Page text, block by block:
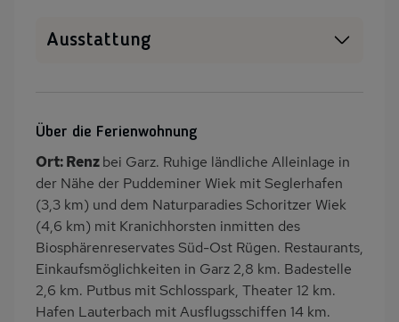
Ausstattung
Heizung
Wäschetrockner
Garten
Terrasse
Strandkorb am Objekt
PKW-Parkplatz
Reetdach
Dusche/WC
Küche
Herd (4 Kochfelder)
Backofen
Geschirrspülmaschine
Kühlschrank
Über die Ferienwohnung
Ort: Renzbei Garz. Ruhige ländliche Alleinlage in
der Nähe der Puddeminer Wiek mit Seglerhafen
(3,3 km) und dem Naturparadies Schoritzer Wiek
(4,6 km) mit Kranichhorsten inmitten des
Biosphärenreservates Süd-Ost Rügen. Restaurants,
Einkaufsmöglichkeiten in Garz 2,8 km. Badestelle
2,6 km. Putbus mit Schlosspark, Theater 12 km.
Hafen Lauterbach mit Ausflugsschiffen 14 km.